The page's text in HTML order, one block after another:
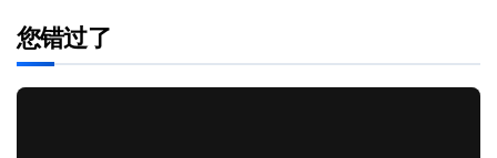
您错过了